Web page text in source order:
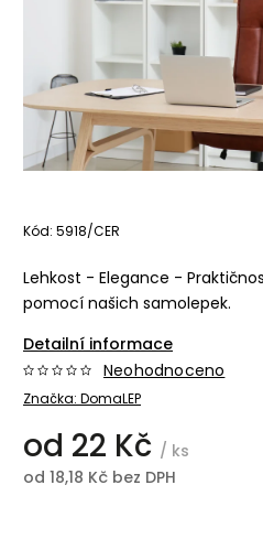
Kód: 5918/CER
Lehkost - Elegance -
pomocí našich samolepek.
Detailní informace
Značka: DomaLEP
Neohodnoceno
od 22 Kč / ks
od 18,18 Kč bez DPH